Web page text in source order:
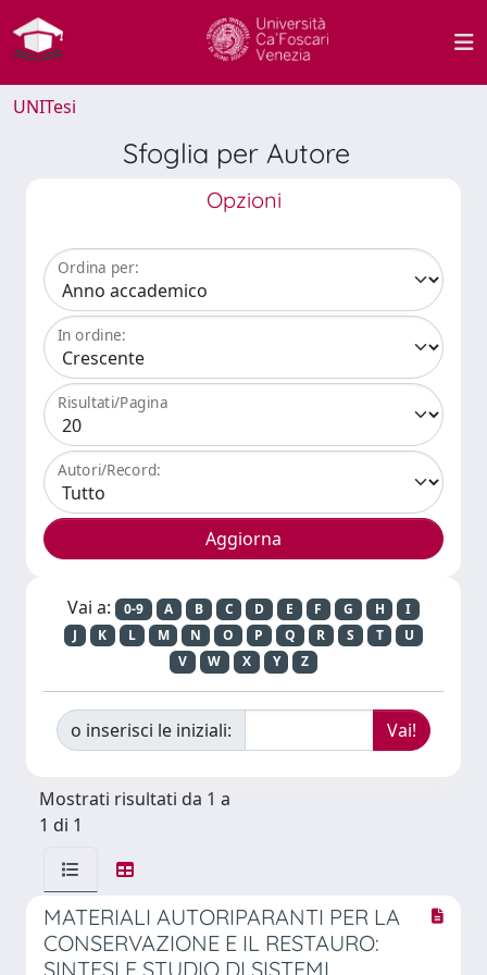
UNITesi
Sfoglia per Autore
Opzioni
Ordina per:
In ordine:
Risultati/Pagina
Autori/Record:
Vai a: 0-9 A B C D E F G H
I
J
K L M N O P Q R S T
U
V
W X Y Z
o inserisci le iniziali:
Mostrati risultati da 1 a
1 di 1
MATERIALI AUTORIPARANTI PER LA
CONSERVAZIONE E IL RESTAURO:
SINTESI E STUDIO DI SISTEMI